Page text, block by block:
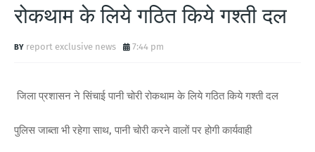
रोकथाम के लिये गठित किये गश्ती दल
report exclusive news 7:44 pm
जिला प्रशासन ने सिंचाई पानी चोरी रोकथाम के लिये गठित किये गश्ती दल
पुलिस जाब्ता भी रहेगा साथ, पानी चोरी करने वालों पर होगी कार्यवाही